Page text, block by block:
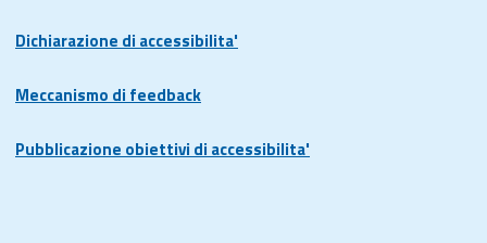
Dichiarazione di accessibilita'
Meccanismo di feedback
Pubblicazione obiettivi di accessibilita'